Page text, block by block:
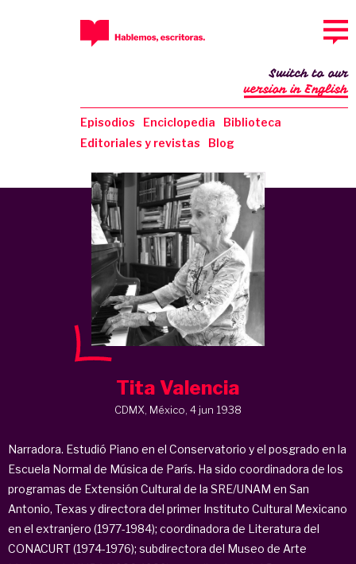
Episodios Enciclopedia
Biblioteca
Editoriales y revistas
Blog
Switch to our
version in English
Tita Valencia
CDMX, México, 4 jun 1938
Narradora. Estudió Piano en el Conservatorio y el posgrado en la
Escuela Normal de Música de París. Ha sido coordinadora de los
programas de Extensión Cultural de la SRE/UNAM en San
Antonio, Texas y directora del primer Instituto Cultural Mexicano
en el extranjero (1977-1984); coordinadora de Literatura del
CONACURT (1974-1976); subdirectora del Museo de Arte